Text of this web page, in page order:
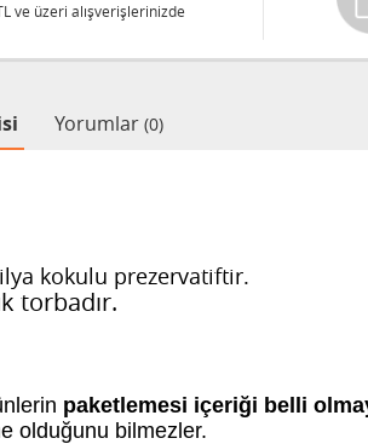
ve üzeri alışverişlerinizde
Yorumlar (0)
kokulu prezervatiftir.
torbadır.
paketlemesi içeriği belli
olduğunu bilmezler.